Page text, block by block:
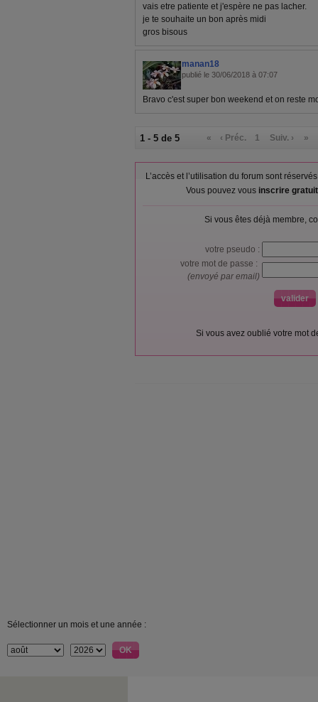
vais etre patiente et j'espère ne pas lacher.
je te souhaite un bon après midi
gros bisous
manan18
publié le 30/06/2018 à 07:07
Bravo c'est super bon weekend et on reste
1 - 5 de 5 « ‹ Préc. 1 Suiv. › »
L’accès et l’utilisation du forum sont
Vous pouvez vous inscrire
Si vous êtes déjà membre,
votre pseudo :
votre mot de passe :
(envoyé par email)
Si vous avez oublié votre mot
Sélectionner un mois et une année :